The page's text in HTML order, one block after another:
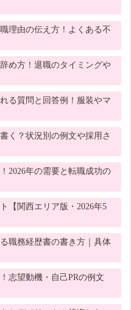
理由の伝え方！よくある不
め方！退職のタイミングや
る質問と回答例！服装やマ
く？状況別の例文や採用さ
2026年の需要と転職成功の
【関西エリア版・2026年5
職務経歴書の書き方｜具体
志望動機・自己PRの例文